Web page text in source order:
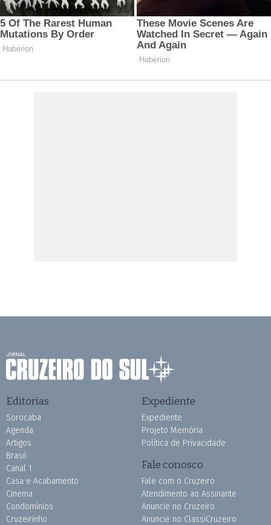
Editorias
Sorocaba
Agenda
Artigos
Brasil
Canal 1
Casa e Acabamento
Cinema
Condomínios
Cruzeirinho
Expediente
Expediente
Projeto Memória
Política de Privacidade
Fale conosco
Fale com o Cruzeiro
Atendimento ao Assinante
Anuncie no Cruzeiro
Anuncie no ClassiCruzeiro